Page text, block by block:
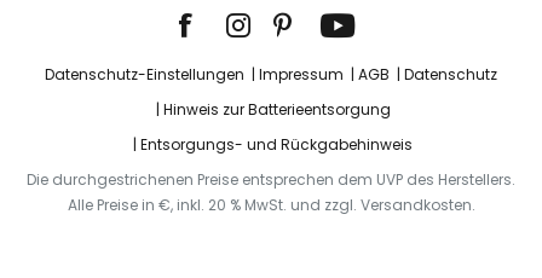
Datenschutz-Einstellungen Impressum AGB
Datenschutz
Hinweis zur Batterieentsorgung
Entsorgungs- und Rückgabehinweis
Die durchgestrichenen Preise entsprechen dem UVP des Herstellers.
Alle Preise in €, inkl. 20 % MwSt. und zzgl. Versandkosten.